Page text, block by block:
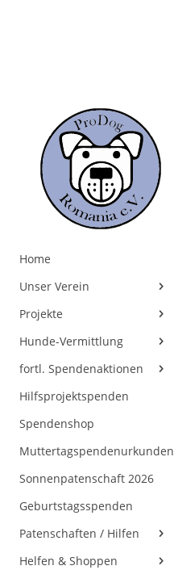
Home
Unser Verein
Projekte
Hunde-Vermittlung
fortl. Spendenaktionen
Hilfsprojektspenden
Spendenshop
Muttertagspendenurkunden
Sonnenpatenschaft 2026
Geburtstagsspenden
Patenschaften / Hilfen
Helfen & Shoppen